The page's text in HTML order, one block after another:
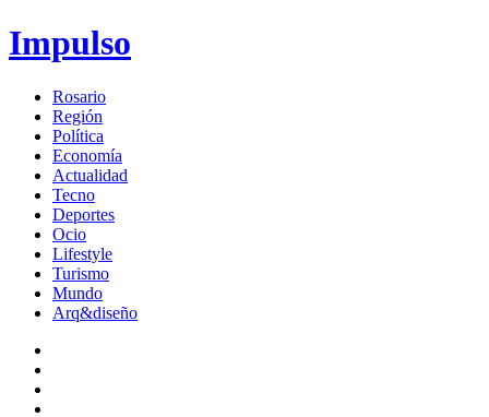
Impulso
Rosario
Región
Política
Economía
Actualidad
Tecno
Deportes
Ocio
Lifestyle
Turismo
Mundo
Arq&diseño